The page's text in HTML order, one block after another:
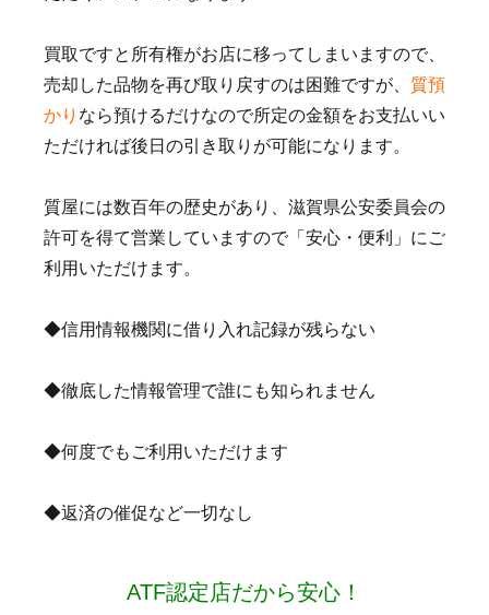
買取ですと所有権がお店に移ってしまいますので、
売却した品物を再び取り戻すのは困難ですが、 質預
かり なら預けるだけなので所定の金額をお支払いい
ただければ後日の引き取りが可能になります。
質屋には数百年の歴史があり、滋賀県公安委員会の
許可を得て営業していますので「安心・便利」にご
利用いただけます。
◆信用情報機関に借り入れ記録が残らない
◆徹底した情報管理で誰にも知られません
◆何度でもご利用いただけます
◆返済の催促など一切なし
ATF認定店だから安心！